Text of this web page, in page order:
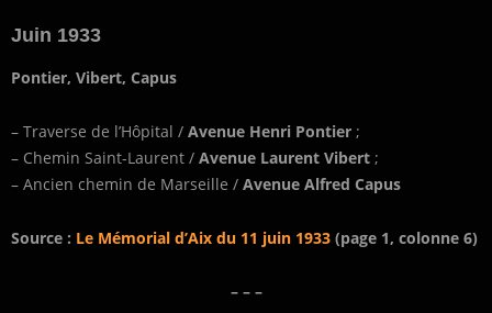
Juin 1933
Pontier, Vibert, Capus
– Traverse de l’Hôpital / Avenue Henri Pontier ;
– Chemin Saint-Laurent / Avenue Laurent Vibert ;
– Ancien chemin de Marseille / Avenue Alfred Capus
Source : Le Mémorial d’Aix du 11 juin 1933 (page 1, colonne 6)
– – –